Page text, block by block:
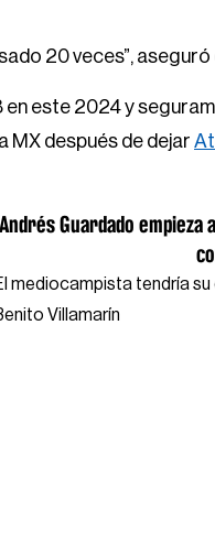
20 veces”,
este 2024 y
MX después de dejar
Andrés Guardado
mediocampista tendría su
Villamarín